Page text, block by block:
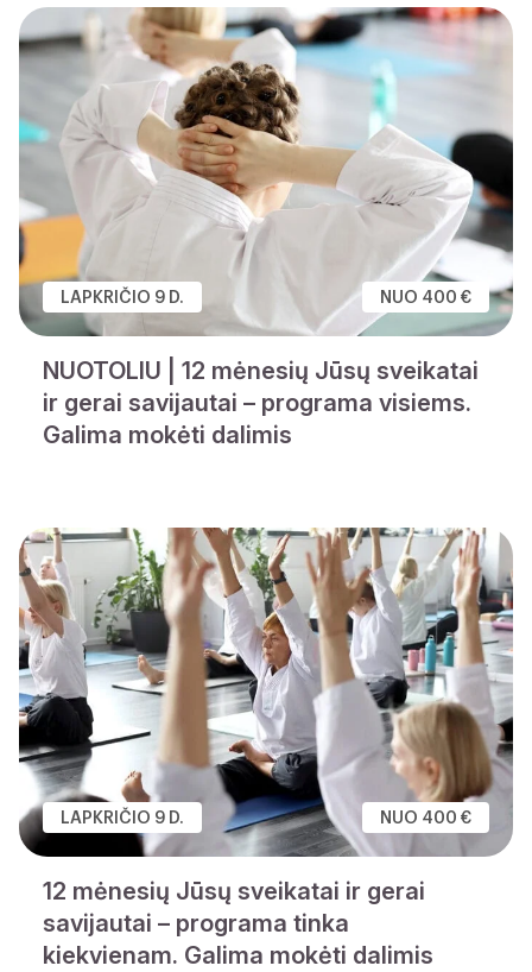
LAPKRIČIO 9 D. NUO 400 €
NUOTOLIU | 12 mėnesių Jūsų sveikatai
ir gerai savijautai – programa visiems.
Galima mokėti dalimis
LAPKRIČIO 9 D. NUO 400 €
12 mėnesių Jūsų sveikatai ir gerai
savijautai – programa tinka
kiekvienam. Galima mokėti dalimis